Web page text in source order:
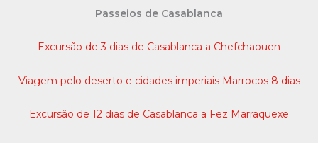
Passeios de Casablanca
Excursão de 3 dias de Casablanca a Chefchaouen
Viagem pelo deserto e cidades imperiais Marrocos 8 dias
Excursão de 12 dias de Casablanca a Fez Marraquexe